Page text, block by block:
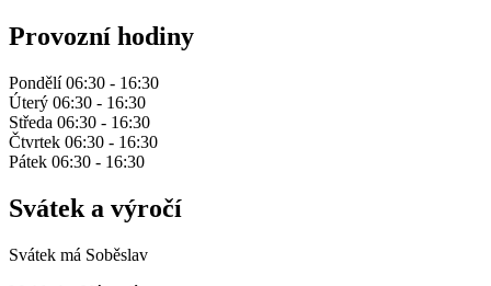
Provozní hodiny
Pondělí 06:30 - 16:30
Úterý 06:30 - 16:30
Středa 06:30 - 16:30
Čtvrtek 06:30 - 16:30
Pátek 06:30 - 16:30
Svátek a výročí
Svátek má Soběslav